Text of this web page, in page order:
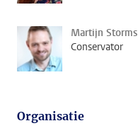
Martijn Storms
Conservator
Organisatie